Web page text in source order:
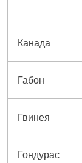
Канада
Габон
Гвинея
Гондурас